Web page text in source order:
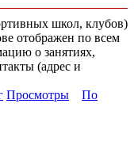
школ, клубов)
отображен по всем
о занятиях,
(адрес и
Просмотры
По